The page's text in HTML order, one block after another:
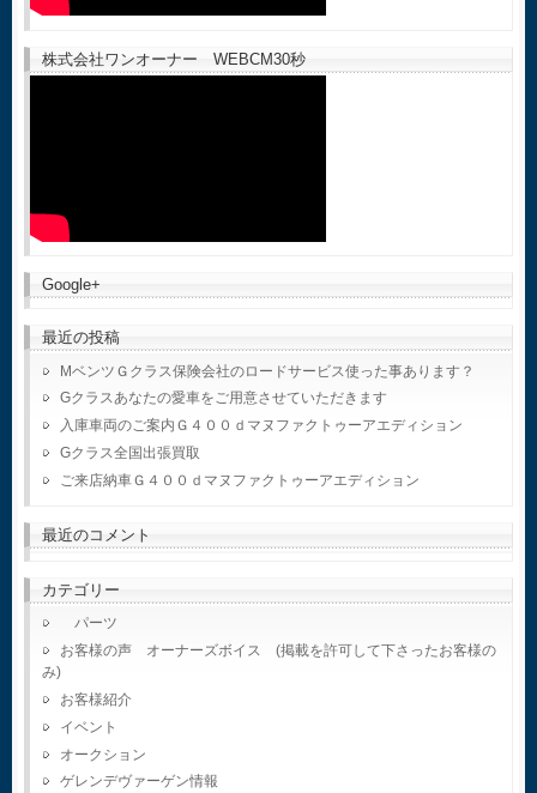
株式会社ワンオーナー WEBCM30秒
Google+
最近の投稿
MベンツＧクラス保険会社のロードサービス使った事あります？
Gクラスあなたの愛車をご用意させていただきます
入庫車両のご案内Ｇ４００ｄマヌファクトゥーアエディション
Gクラス全国出張買取
ご来店納車Ｇ４００ｄマヌファクトゥーアエディション
最近のコメント
カテゴリー
パーツ
お客様の声 オーナーズボイス (掲載を許可して下さったお客様の
み)
お客様紹介
イベント
オークション
ゲレンデヴァーゲン情報